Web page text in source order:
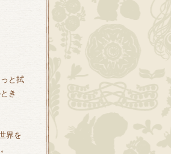
と拭
き
界を